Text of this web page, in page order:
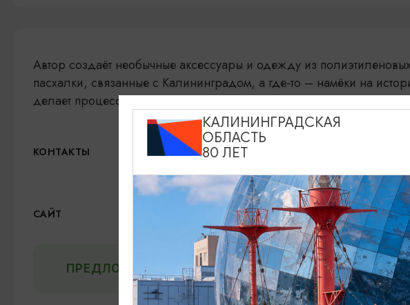
Автор создаёт необычные аксессуары и одежду из
пасхалки, связанные с Калининградом, а где-то – намёки на
делает процесс по-настоящему живым.
КОНТАКТЫ
+7 (914) 432-37-83
Телеграм
САЙТ ВКонтакте
ПРЕДЛОЖИТЬ ИНФОРМАЦИЮ
КАЛИНИНГРАДСКАЯ
ОБЛАСТЬ
80 ЛЕТ